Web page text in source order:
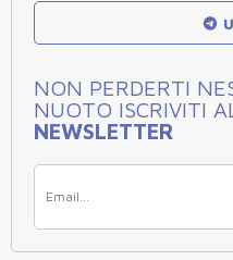
NON PERDERTI
NUOTO ISCRIVITI
NEWSLETTER